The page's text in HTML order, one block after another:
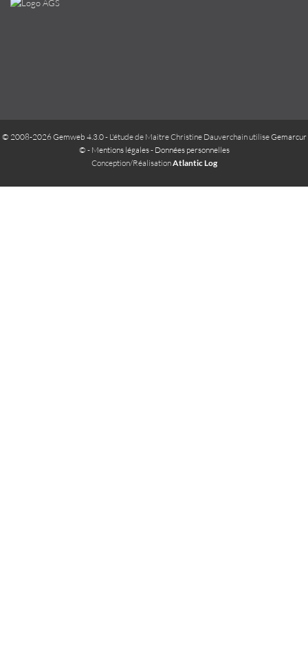
© 2008-2026 Gemweb 4.3.0- L'étude de Maitre Christine Dauverchain utiliseGemarcur
© - Mentions légales- Données personnelles
Conception/RéalisationAtlantic Log